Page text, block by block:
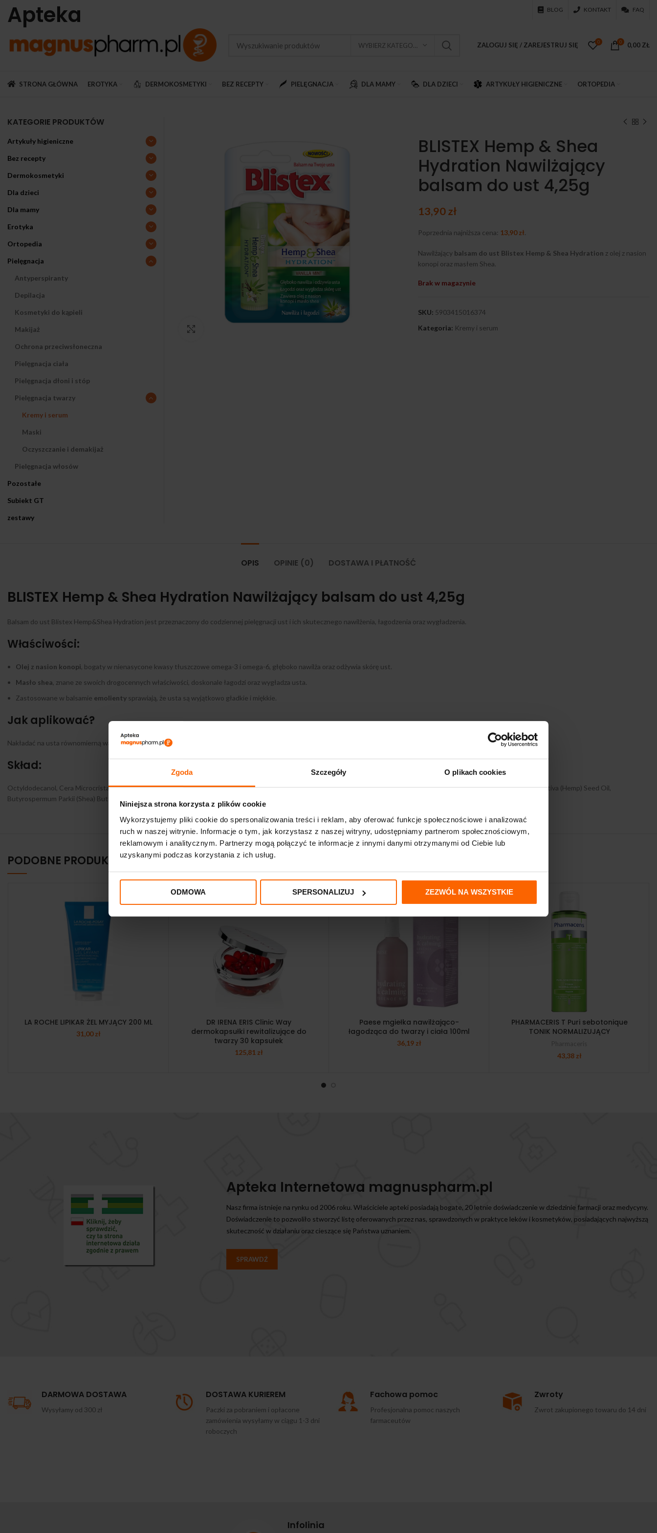
Zgoda Szczegóły O plikach cookies
Niniejsza strona korzysta z plików cookie
Wykorzystujemy pliki cookie do spersonalizowania treści i reklam, aby oferować funkcje społecznościowe i analizować
ruch w naszej witrynie. Informacje o tym, jak korzystasz z naszej witryny, udostępniamy partnerom społecznościowym,
reklamowym i analitycznym. Partnerzy mogą połączyć te informacje z innymi danymi otrzymanymi od Ciebie lub
uzyskanymi podczas korzystania z ich usług.
ODMOWA SPERSONALIZUJ ZEZWÓL NA WSZYSTKIE
Apteka BLOG KONTAKT FAQ
WYBIERZ KATEGORIĘ ZALOGUJ SIĘ / ZAREJESTRUJ SIĘ 0 0 0,00 ZŁ
STRONA GŁÓWNA EROTYKA DERMOKOSMETYKI BEZ RECEPTY PIELĘGNACJA DLA MAMY DLA DZIECI ARTYKUŁY HIGIENICZNE ORTOPEDIA
BLISTEX Hemp & Shea
Hydration Nawilżający
balsam do ust 4,25g
13,90zł
Poprzednia najniższa cena: 13,90zł.
Nawilżający balsam do ust Blistex Hemp & Shea Hydration z olej z nasion
konopi oraz masłem Shea.
Brak w magazynie
SKU: 5903415016374
Kategoria: Kremy i serum
KATEGORIE PRODUKTÓW
Artykuły higieniczne
Bez recepty
Dermokosmetyki
Dla dzieci
Dla mamy
Erotyka
Ortopedia
Pielęgnacja
Antyperspiranty
Depilacja
Kosmetyki do kąpieli
Makijaż
Ochrona przeciwsłoneczna
Pielęgnacja ciała
Pielęgnacja dłoni i stóp
Pielęgnacja twarzy
Kremy i serum
Maski
Oczyszczanie i demakijaż
Pielęgnacja włosów
Pozostałe
Subiekt GT
zestawy
OPIS OPINIE (0) DOSTAWA I PŁATNOŚĆ
BLISTEX Hemp & Shea Hydration Nawilżający balsam do ust 4,25g
Balsam do ust Blistex Hemp&Shea Hydration jest przeznaczony do codziennej pielęgnacji ust i ich skutecznego nawilżenia, łagodzenia oraz wygładzenia.
Właściwości:
Olej z nasion konopi , bogaty w nienasycone kwasy tłuszczowe omega-3 i omega-6, głęboko nawilża oraz odżywia skórę ust.
Masło shea , znane ze swoich drogocennych właściwości, doskonale łagodzi oraz wygładza usta.
Zastosowane w balsamie emolienty sprawiają, że usta są wyjątkowo gładkie i miękkie.
Jak aplikować?
Nakładać na usta równomierną warstwę tak często, jak jest to potrzebne. Powtarzać aplikację w wypadku długotrwałego oddziaływania szkodliwych czynników zewnętrznych.
Skład:
Octyldodecanol, Cera Microcristallina, Petrolatum, Caprylic/Capric Triglyceride, Jojoba Esters, Ozokerite, Cera Alba, Polybutene, Ricinus Communis (Castor) Seed Oil, Cannabis Sativa (Hemp) Seed Oil,
Butyrospermum Parkii (Shea) Butter, Vanillin, Aroma, C10-30 Cholesterol/Lanosterol Esters, Dimethicone, Lanolin Alcohol, Phenoxyethanol, Saccharin, Sorbic Acid.
PODOBNE PRODUKTY
LA ROCHE LIPIKAR ŻEL MYJĄCY 200 ML
31,00zł
DR IRENA ERIS Clinic Way
dermokapsułki rewitalizujące do
twarzy 30 kapsułek
125,81 zł
Paese mgiełka nawilżająco-
łagodząca do twarzy i ciała 100ml
36,19 zł
PHARMACERIS T Puri sebotonique
TONIK NORMALIZUJĄCY
43,38 zł
Apteka Internetowa magnuspharm.pl
Nasz firma istnieje na rynku od 2006 roku. Właściciele apteki posiadają bogate, 20 letnie doświadczenie w dziedzinie farmacji oraz medycyny.
Doświadczenie to pozwoliło stworzyć listę oferowanych przez nas, sprawdzonych w praktyce leków i kosmetyków, posiadających najwyższą
skuteczność w działaniu oraz cieszące się Państwa uznaniem.
SPRAWDŹ
DARMOWA DOSTAWA
Wysyłamy od 300 zł
DOSTAWA KURIEREM
Paczki za pobraniem i opłacone
zamówienia wysyłamy w ciągu 1-3 dni
roboczych
Fachowa pomoc
Profesjonalna pomoc naszych
farmaceutów
Zwroty
Zwrot zakupionego towaru do 14 dni
Infolinia